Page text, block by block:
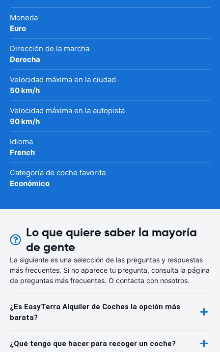
Moneda
Euro
Dirección de la marcha
Derecha
Velocidad máxima en la ciudad
50 km/h
Velocidad máxima en la autopista
90 km/h
Idioma
French
Categoría de coche favorita
Económico
Lo que quiere saber la mayoría
de gente
La siguiente es una selección de las preguntas y respuestas
más frecuentes. Si no aparece tu pregunta, consulta la página
de preguntas más frecuentes. O contacta con nosotros.
¿Es EasyTerra Alquiler de Coches la opción más
barata?
¿Qué tengo que hacer para recoger un coche?